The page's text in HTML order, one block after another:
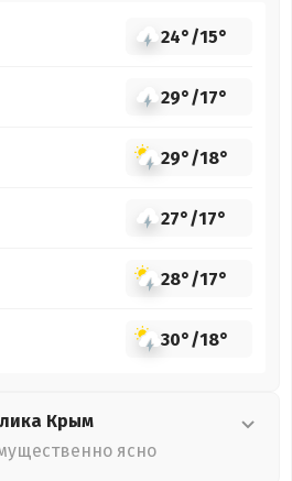
24°/15°
29°/17°
29°/18°
27°/17°
28°/17°
30°/18°
Крым
ясно